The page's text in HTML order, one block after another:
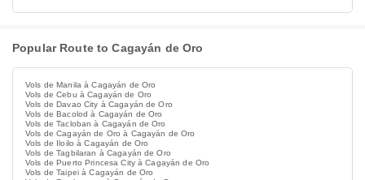
Popular Route to Cagayán de Oro
Vols de Manila à Cagayán de Oro
Vols de Cebu à Cagayán de Oro
Vols de Davao City à Cagayán de Oro
Vols de Bacolod à Cagayán de Oro
Vols de Tacloban à Cagayán de Oro
Vols de Cagayán de Oro à Cagayán de Oro
Vols de Iloilo à Cagayán de Oro
Vols de Tagbilaran à Cagayán de Oro
Vols de Puerto Princesa City à Cagayán de Oro
Vols de Taipei à Cagayán de Oro